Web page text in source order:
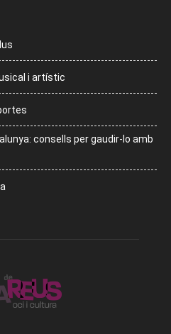
i artístic
consells per gaudir-lo amb